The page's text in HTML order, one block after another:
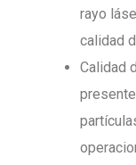
rayo
calidad
Calidad